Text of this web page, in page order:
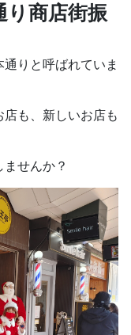
り商店街振
りと呼ばれていま
も、新しいお店も
せんか？